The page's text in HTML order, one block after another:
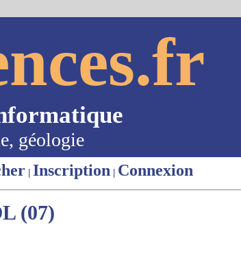
géologie
| Inscription | Connexion
(07)